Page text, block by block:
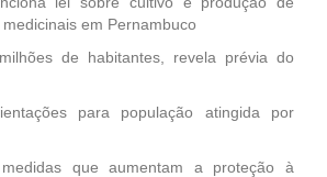
em Pernambuco
de habitantes, revela prévia do
para população atingida por
que aumentam a proteção à